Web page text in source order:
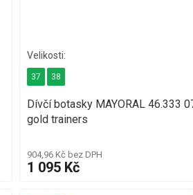
Dívčí botasky MAYORAL 46.333
gold trainers
904,96 Kč bez DPH
1 095 Kč
37 38